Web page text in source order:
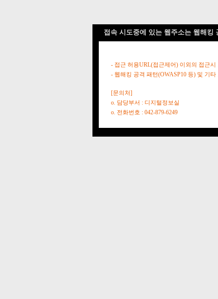
접속 시도중에 있는 웹주소는 웹해킹
- 접근 허용URL(접근제어) 이외의 접근시
- 웹해킹 공격 패턴(OWASP10 등) 및 기
[문의처]
o. 담당부서 : 디지털정보실
o. 전화번호 : 042-879-6249